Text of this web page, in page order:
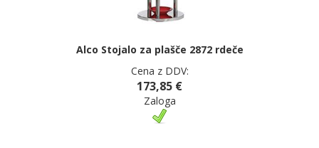
Alco Stojalo za plašče 2872 rdeče
Cena z DDV:
173,85 €
Zaloga